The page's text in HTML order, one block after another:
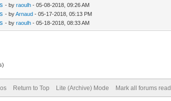
- byraoulh - 05-08-2018, 09:26 AM
- byArnaud - 05-17-2018, 05:13 PM
- byraoulh - 05-18-2018, 08:33 AM
Return to Top Lite (Archive) Mode Mark all forums read